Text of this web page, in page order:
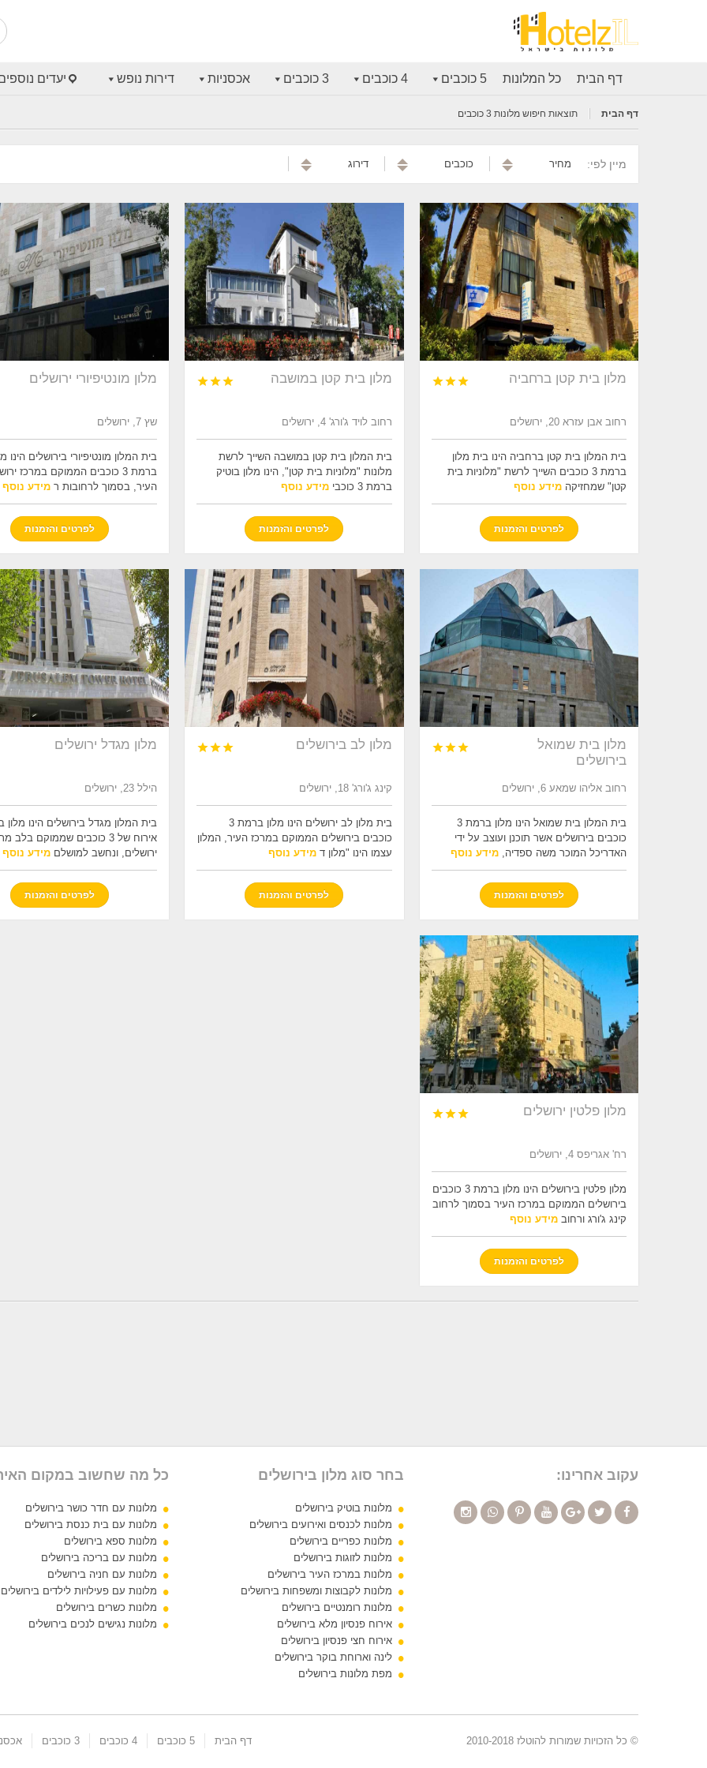
דף הבית כל המלונות 5 כוכבים 4 כוכבים 3 כוכבים אכסניות דירות נופש יעדים
דף הבית תוצאות חיפוש מלונות 3 כוכבים
מיין לפי: מחיר כוכבים דירוג
מלון בית קטן ברחביה 


רחוב אבן עזרא 20, ירושלים
בית המלון בית קטן ברחביה הינו בית מלון
ברמת 3 כוכבים השייך לרשת "מלוניות בית
קטן" שמחזיקה מידע נוסף
לפרטים והזמנות
מלון בית קטן במושבה 


רחוב לויד ג'ורג' 4, ירושלים
בית המלון בית קטן במושבה השייך לרשת
מלונות "מלוניות בית קטן", הינו מלון בוטיק
ברמת 3 כוכבי
מידע נוסף
לפרטים והזמנות
מלון מונטיפיורי ירושלים
שץ 7, ירושלים
בית המלון מונטיפיורי בירושלים הינו
ברמת 3 כוכבים הממוקם במרכז
העיר, בסמוך לרחובות ר מידע נוסף
לפרטים והזמנות
מלון בית שמואל
בירושלים



רחוב אליהו שמאע 6, ירושלים
בית המלון בית שמואל הינו מלון ברמת 3
כוכבים בירושלים אשר תוכנן ועוצב על ידי
האדריכל המוכר משה ספדיה, מידע נוסף
לפרטים והזמנות
מלון לב בירושלים 


קינג ג'ורג' 18, ירושלים
בית מלון לב ירושלים הינו מלון ברמת 3
כוכבים בירושלים הממוקם במרכז העיר, המלון
עצמו הינו "מלון דמידע נוסף
לפרטים והזמנות
מלון מגדל ירושלים
הילל 23, ירושלים
בית המלון מגדל בירושלים הינו
אירוח של 3 כוכבים שממוקם בלב
ירושלים, ונחשב למושלם מידע נוסף
לפרטים והזמנות
מלון פלטין ירושלים 


רח' אגריפס 4, ירושלים
מלון פלטין בירושלים הינו מלון ברמת 3 כוכבים
בירושלים הממוקם במרכז העיר בסמוך לרחוב
קינג ג'ורג ורחוב מידע נוסף
לפרטים והזמנות
עקוב אחרינו: בחר סוג מלון בירושלים
מלונות בוטיק בירושלים
מלונות לכנסים ואירועים בירושלים
מלונות כפריים בירושלים
מלונות לזוגות בירושלים
מלונות במרכז העיר בירושלים
מלונות לקבוצות ומשפחות בירושלים
מלונות רומנטיים בירושלים
אירוח פנסיון מלא בירושלים
אירוח חצי פנסיון בירושלים
לינה וארוחת בוקר בירושלים
מפת מלונות בירושלים
כל מה שחשוב במקום
מלונות עם חדר כושר בירושלים
מלונות עם בית כנסת בירושלים
מלונות ספא בירושלים
מלונות עם בריכה בירושלים
מלונות עם חניה בירושלים
מלונות עם פעילויות לילדים בירושלים
מלונות כשרים בירושלים
מלונות נגישים לנכים בירושלים
© כל הזכויות שמורות להוטלז 2010-2018 דף הבית 5 כוכבים 4 כוכבים 3 כוכבים